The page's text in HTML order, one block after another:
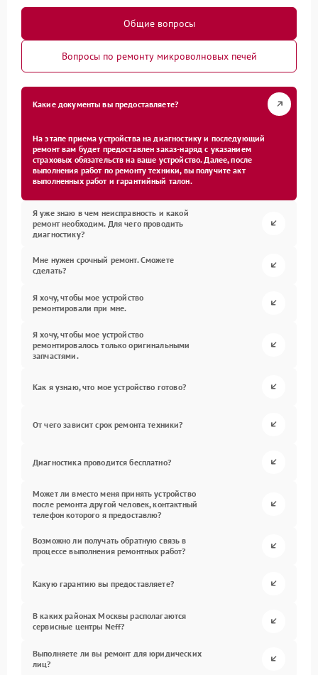
Общие вопросы
Вопросы по ремонту микроволновых печей
Какие документы вы предоставляете?
На этапе приема устройства на диагностику и последующий
ремонт вам будет предоставлен заказ-наряд с указанием
страховых обязательств на ваше устройство. Далее, после
выполнения работ по ремонту техники, вы получите акт
выполненных работ и гарантийный талон.
Я уже знаю в чем неисправность и какой
ремонт необходим. Для чего проводить
диагностику?
Мне нужен срочный ремонт. Сможете
сделать?
Я хочу, чтобы мое устройство
ремонтировали при мне.
Я хочу, чтобы мое устройство
ремонтировалось только оригинальными
запчастями.
Как я узнаю, что мое устройство готово?
От чего зависит срок ремонта техники?
Диагностика проводится бесплатно?
Может ли вместо меня принять устройство
после ремонта другой человек, контактный
телефон которого я предоставлю?
Возможно ли получать обратную связь в
процессе выполнения ремонтных работ?
Какую гарантию вы предоставляете?
В каких районах Москвы располагаются
сервисные центры Neff?
Выполняете ли вы ремонт для юридических
лиц?